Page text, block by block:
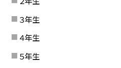
３年生
４年生
５年生